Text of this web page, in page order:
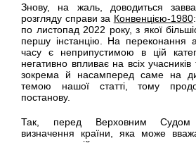
Знову, на жаль, доводиться
розгляду справи за Конвенцією-1980
по листопад 2022 року, з якої
першу інстанцію. На переконання
часу є неприпустимою в цій
негативно впливає на всіх учасників
зокрема й насамперед саме на
темою нашої статті, тому
постанову.
Так, перед Верховним Судом
визначення країни, яка може